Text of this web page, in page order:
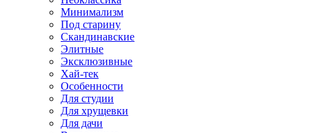
Минимализм
Под старину
Скандинавские
Элитные
Эксклюзивные
Хай-тек
Особенности
Для студии
Для хрущевки
Для дачи